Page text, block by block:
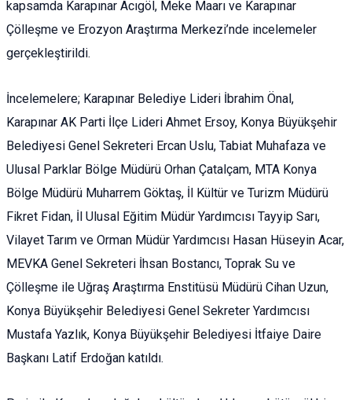
kapsamda Karapınar Acıgöl, Meke Maarı ve Karapınar
Çölleşme ve Erozyon Araştırma Merkezi’nde incelemeler
gerçekleştirildi.
İncelemelere; Karapınar Belediye Lideri İbrahim Önal,
Karapınar AK Parti İlçe Lideri Ahmet Ersoy, Konya Büyükşehir
Belediyesi Genel Sekreteri Ercan Uslu, Tabiat Muhafaza ve
Ulusal Parklar Bölge Müdürü Orhan Çatalçam, MTA Konya
Bölge Müdürü Muharrem Göktaş, İl Kültür ve Turizm Müdürü
Fikret Fidan, İl Ulusal Eğitim Müdür Yardımcısı Tayyip Sarı,
Vilayet Tarım ve Orman Müdür Yardımcısı Hasan Hüseyin Acar,
MEVKA Genel Sekreteri İhsan Bostancı, Toprak Su ve
Çölleşme ile Uğraş Araştırma Enstitüsü Müdürü Cihan Uzun,
Konya Büyükşehir Belediyesi Genel Sekreter Yardımcısı
Mustafa Yazlık, Konya Büyükşehir Belediyesi İtfaiye Daire
Başkanı Latif Erdoğan katıldı.